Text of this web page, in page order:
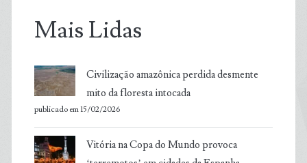
Mais Lidas
Civilização amazônica perdida desmente
mito da floresta intocada
publicado em 15/02/2026
Vitória na Copa do Mundo provoca